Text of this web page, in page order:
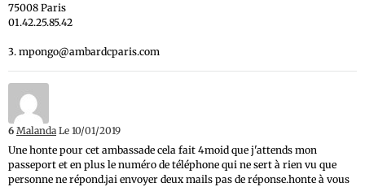
75008 Paris
01.42.25.85.42
3. mpongo@ambardcparis.com
6 Malanda Le 10/01/2019
Une honte pour cet ambassade cela fait 4moid que j'attends mon
passeport et en plus le numéro de téléphone qui ne sert à rien vu que
personne ne répond.jai envoyer deux mails pas de réponse.honte à vous